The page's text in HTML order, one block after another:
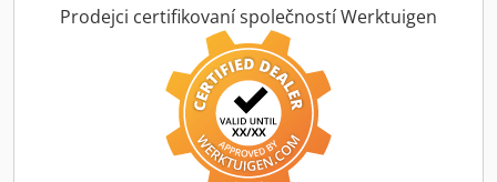
zdvihu: 5350 mm Nosnost: 1000 kg Výška plošiny: 4750 mm
Výška vychystávání: 6350 mm Inicializace: Ano Šířka kabiny:
1200 mm Rok výroby: 2020 Motohodiny: 1306 h Kapacita:
24 V / 620 Ah Možnosti: 2x modrý spot Kompletně JAKO
Prodejci certifikovaní společností Werktuigen